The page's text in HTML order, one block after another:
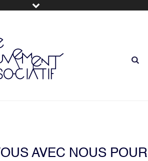
AVEC NOUS POUR